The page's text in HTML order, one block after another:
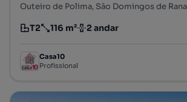
Outeiro de Polima, São Domingos de
Tipologia
T2
Preço por metro quadrado
116 m²
Andar 2 andar
Casa10
Profissional